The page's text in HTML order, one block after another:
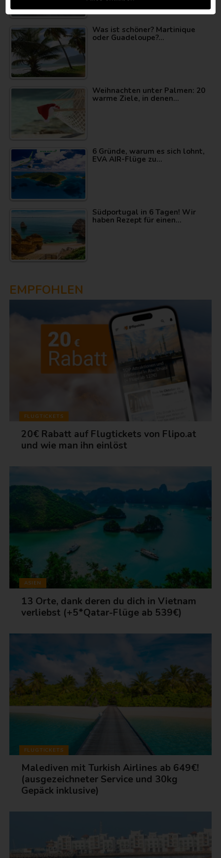
Was ist schöner? Martinique
oder Guadeloupe?…
Weihnachten unter Palmen: 20
warme Ziele, in denen…
6 Gründe, warum es sich lohnt,
EVA AIR-Flüge zu…
Südportugal in 6 Tagen! Wir
haben Rezept für einen…
EMPFOHLEN
FLUGTICKETS
20€ Rabatt auf Flugtickets von Flipo.at
und wie man ihn einlöst
ASIEN
13 Orte, dank deren du dich in Vietnam
verliebst (+5*Qatar-Flüge ab 539€)
FLUGTICKETS
Malediven mit Turkish Airlines ab 649€!
(ausgezeichneter Service und 30kg
Gepäck inklusive)